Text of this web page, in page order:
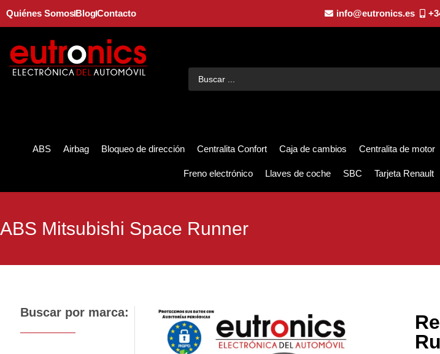
Quiénes SomosBlogContacto info@eutronics.es
ABS Airbag Bloqueo de dirección Centralita Confort Caja de cambios Centralita de motor
Freno electrónico Llaves de coche SBC Tarjeta Renault
ABS Mitsubishi Space Runner
Buscar por marca: